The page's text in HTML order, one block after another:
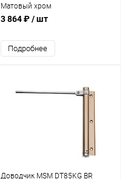
Матовый хром
3 864 ₽/ шт
Подробнее
Доводчик MSM DT85KG BR